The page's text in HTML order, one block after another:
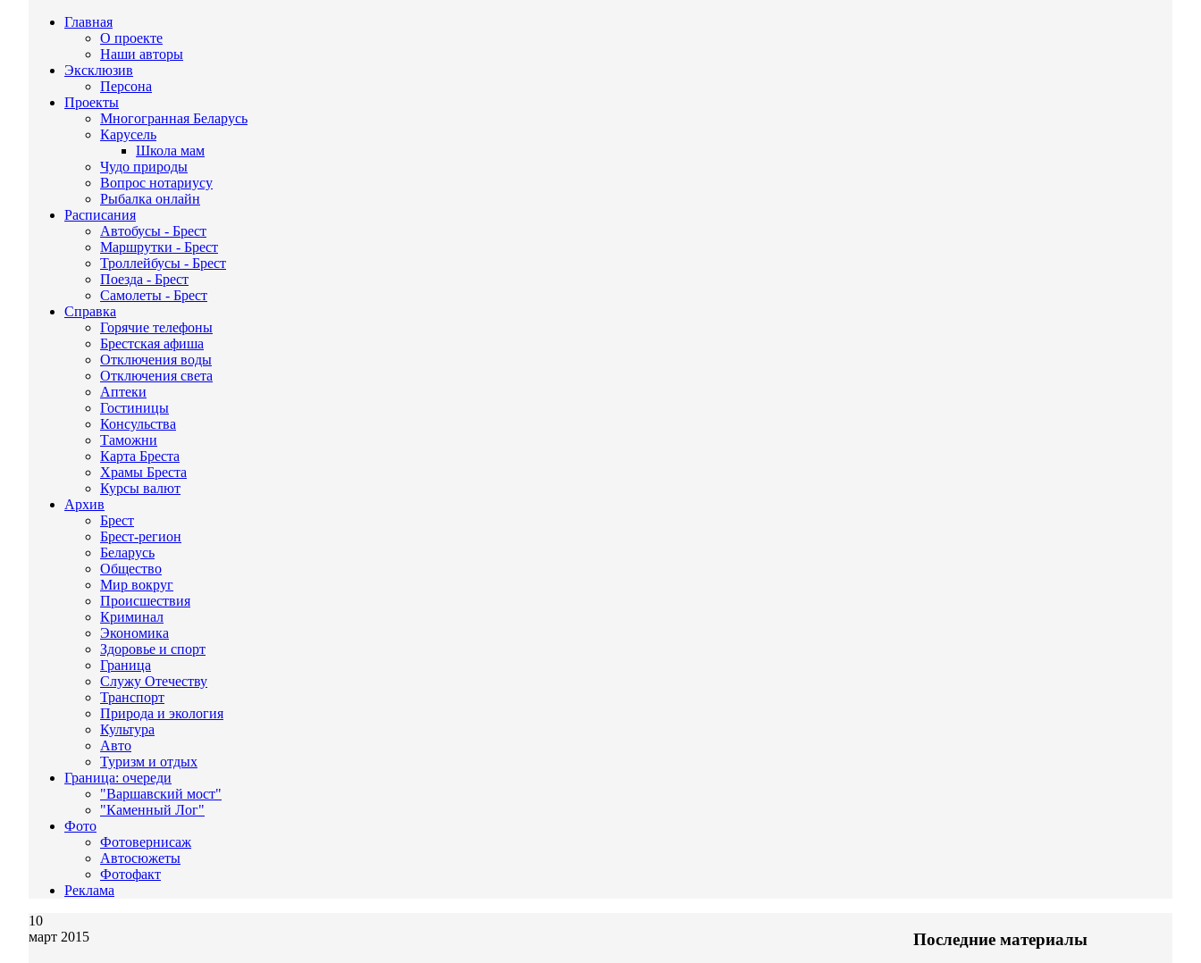
Главная
О проекте
Наши авторы
Эксклюзив
Персона
Проекты
Многогранная Беларусь
Карусель
Школа мам
Чудо природы
Вопрос нотариусу
Рыбалка онлайн
Расписания
Автобусы - Брест
Маршрутки - Брест
Троллейбусы - Брест
Поезда - Брест
Самолеты - Брест
Справка
Горячие телефоны
Брестская афиша
Отключения воды
Отключения света
Аптеки
Гостиницы
Консульства
Таможни
Карта Бреста
Храмы Бреста
Курсы валют
Архив
Брест
Брест-регион
Беларусь
Общество
Мир вокруг
Происшествия
Криминал
Экономика
Здоровье и спорт
Граница
Служу Отечеству
Транспорт
Природа и экология
Культура
Авто
Туризм и отдых
Граница: очереди
"Варшавский мост"
"Каменный Лог"
Фото
Фотовернисаж
Автосюжеты
Фотофакт
Реклама
10
март 2015
Последние материалы